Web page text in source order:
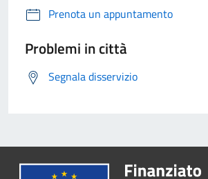
Prenota un appuntamento
Problemi in città
Segnala disservizio